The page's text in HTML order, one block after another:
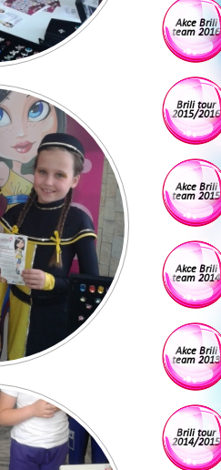
Akce Brili
team 2016
Brili tour
2015/2016
Akce Brili
team 2015
Akce Brili
team 2014
Akce Brili
team 2013
Brili tour
2014/2015